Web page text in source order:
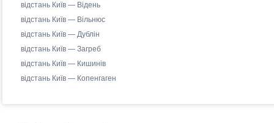
відстань Київ — Відень
відстань Київ — Вільнюс
відстань Київ — Дублін
відстань Київ — Загреб
відстань Київ — Кишинів
відстань Київ — Копенгаген